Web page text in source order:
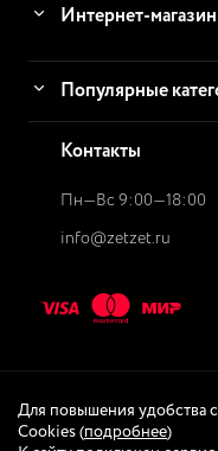
Интернет-магазин
Популярные
Контакты
Пн—Вс 9:00—18:00
info@zetzet.ru
© 2026ZetZet.ru
Для повышения удобства
Cookies (подробнее)